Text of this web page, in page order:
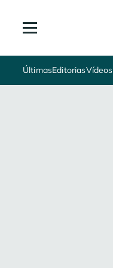
ÚltimasEditoriasVídeos